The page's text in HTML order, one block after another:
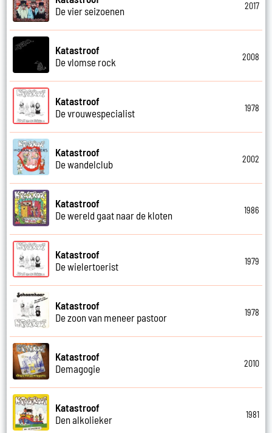
De vier seizoenen
2017
Katastroof
De vlomse rock
2008
Katastroof
De vrouwespecialist
1978
Katastroof
De wandelclub
2002
Katastroof
De wereld gaat naar de kloten
1986
Katastroof
De wielertoerist
1979
Katastroof
De zoon van meneer pastoor
1978
Katastroof
Demagogie
2010
Katastroof
Den alkolieker
1981